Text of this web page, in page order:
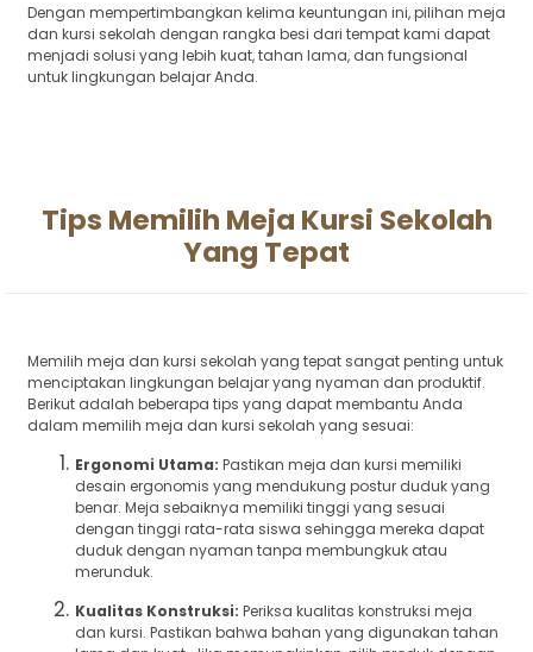
Dengan mempertimbangkan kelima keuntungan ini, pilihan meja
dan kursi sekolah dengan rangka besi dari tempat kami dapat
menjadi solusi yang lebih kuat, tahan lama, dan fungsional
untuk lingkungan belajar Anda.
Tips Memilih Meja Kursi Sekolah
Yang Tepat
Memilih meja dan kursi sekolah yang tepat sangat penting untuk
menciptakan lingkungan belajar yang nyaman dan produktif.
Berikut adalah beberapa tips yang dapat membantu Anda
dalam memilih meja dan kursi sekolah yang sesuai:
Ergonomi Utama: Pastikan meja dan kursi memiliki
desain ergonomis yang mendukung postur duduk yang
benar. Meja sebaiknya memiliki tinggi yang sesuai
dengan tinggi rata-rata siswa sehingga mereka dapat
duduk dengan nyaman tanpa membungkuk atau
merunduk.
Kualitas Konstruksi: Periksa kualitas konstruksi meja
dan kursi. Pastikan bahwa bahan yang digunakan tahan